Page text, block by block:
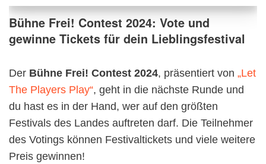
Bühne Frei! Contest 2024: Vote und
gewinne Tickets für dein Lieblingsfestival
Der Bühne Frei! Contest 2024, präsentiert von „Let
The Players Play“, geht in die nächste Runde und
du hast es in der Hand, wer auf den größten
Festivals des Landes auftreten darf. Die Teilnehmer
des Votings können Festivaltickets und viele weitere
Preis gewinnen!